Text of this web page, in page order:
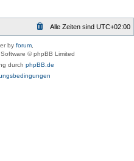
Alle Zeiten sind UTC+02:00
by forum
© phpBB Limited
durch phpBB.de